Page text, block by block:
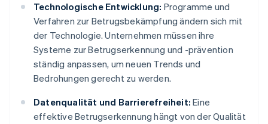
Technologische Entwicklung: Programme und
Verfahren zur Betrugsbekämpfung ändern sich mit
der Technologie. Unternehmen müssen ihre
Systeme zur Betrugserkennung und -prävention
ständig anpassen, um neuen Trends und
Bedrohungen gerecht zu werden.
Datenqualität und Barrierefreiheit: Eine
effektive Betrugserkennung hängt von der Qualität